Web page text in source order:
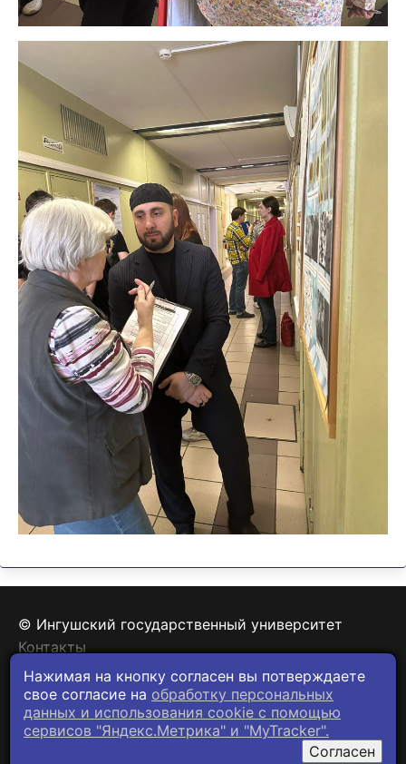
© Ингушский государственный университет
Контакты
Политика конфиденциальности
Нажимая на кнопку согласен вы потверждаете
свое согласие на обработку персональных
данных и использования cookie c помощью
сервисов "Яндекс.Метрика" и "MyTracker".
Согласен